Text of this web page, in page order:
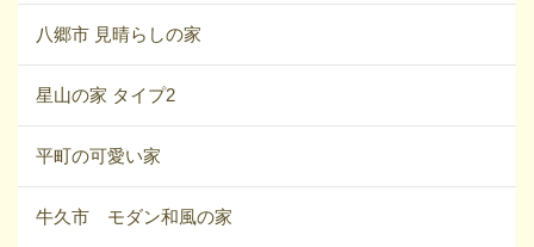
八郷市 見晴らしの家
星山の家 タイプ2
平町の可愛い家
牛久市 モダン和風の家